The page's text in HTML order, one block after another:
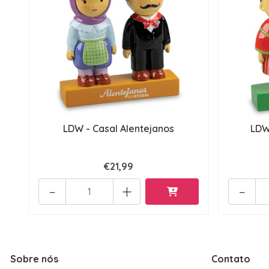
LDW - Casal Alentejanos
€21,99
+
- -
Sobre nós Contato